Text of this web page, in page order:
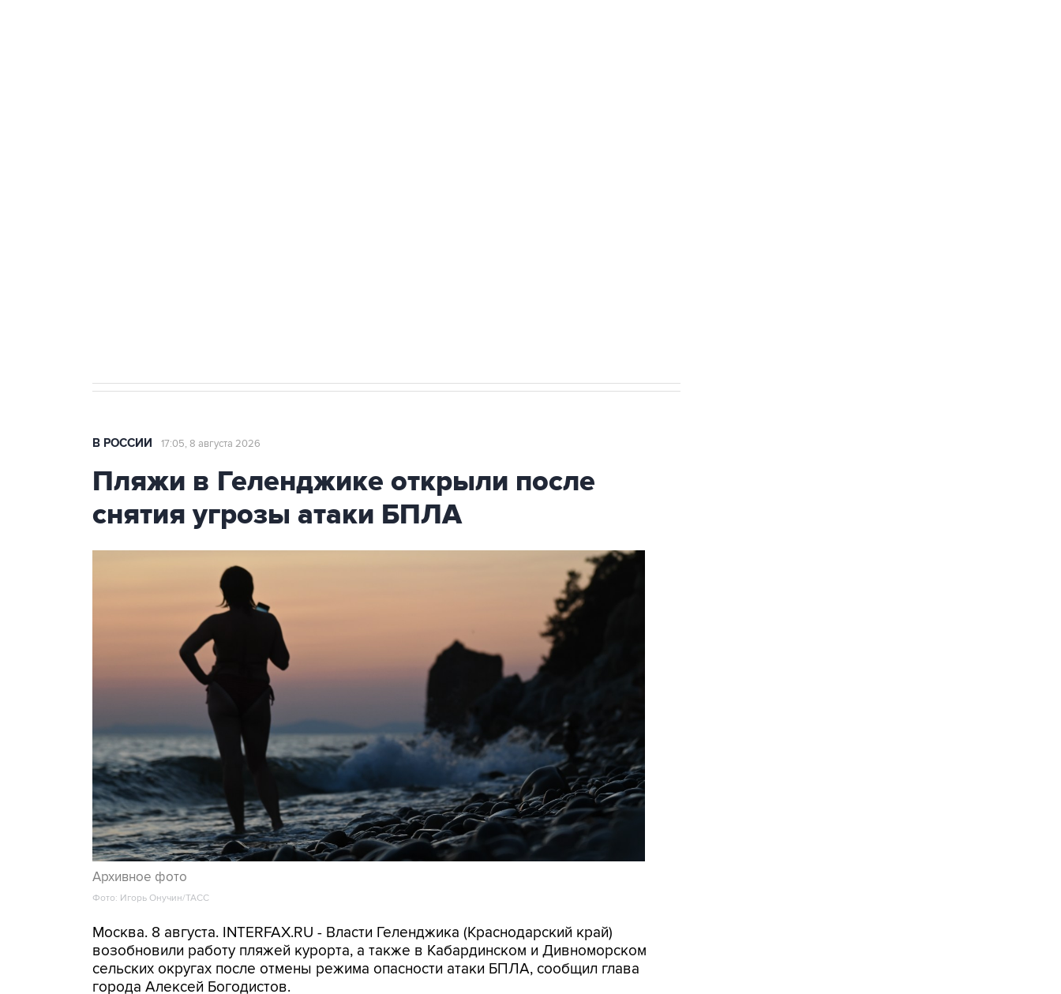
В РОССИИ 17:05, 8 августа 2026
Пляжи в Геленджике открыли после
снятия угрозы атаки БПЛА
Архивное фото
Фото: Игорь Онучин/ТАСС
Москва. 8 августа. INTERFAX.RU - Власти Геленджика (Краснодарский край)
возобновили работу пляжей курорта, а также в Кабардинском и Дивноморском
сельских округах после отмены режима опасности атаки БПЛА, сообщил глава
города Алексей Богодистов.